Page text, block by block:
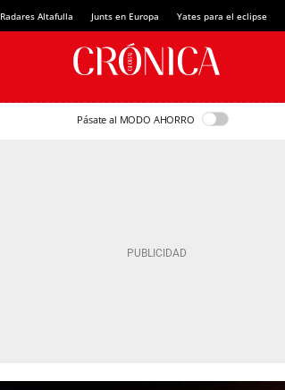
Radares Altafulla Junts en Europa Yates para el eclipse
Pásate al MODO AHORRO